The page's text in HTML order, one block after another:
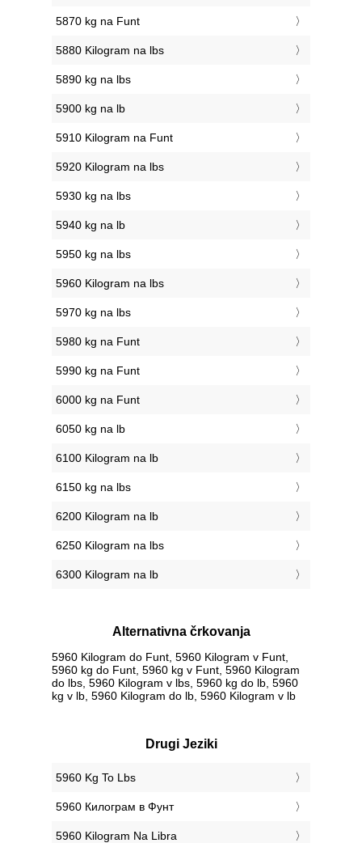
5870 kg na Funt
5880 Kilogram na lbs
5890 kg na lbs
5900 kg na lb
5910 Kilogram na Funt
5920 Kilogram na lbs
5930 kg na lbs
5940 kg na lb
5950 kg na lbs
5960 Kilogram na lbs
5970 kg na lbs
5980 kg na Funt
5990 kg na Funt
6000 kg na Funt
6050 kg na lb
6100 Kilogram na lb
6150 kg na lbs
6200 Kilogram na lb
6250 Kilogram na lbs
6300 Kilogram na lb
Alternativna črkovanja
5960 Kilogram do Funt, 5960 Kilogram v Funt,
5960 kg do Funt, 5960 kg v Funt, 5960 Kilogram
do lbs, 5960 Kilogram v lbs, 5960 kg do lb, 5960
kg v lb, 5960 Kilogram do lb, 5960 Kilogram v lb
Drugi Jeziki
‎5960 Kg To Lbs
‎5960 Килограм в Фунт
‎5960 Kilogram Na Libra